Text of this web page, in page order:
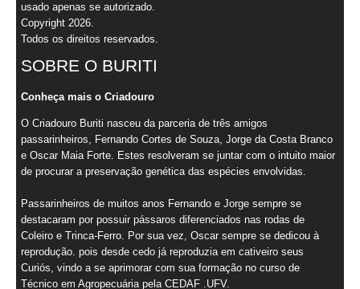
usado apenas se autorizado.
Copyright 2026.
Todos os direitos reservados.
SOBRE O BURITI
Conheça mais o Criadouro
O Criadouro Buriti nasceu da parceria de três amigos
passarinheiros, Fernando Cortes de Souza, Jorge da Costa Branco
e Oscar Maia Forte. Estes resolveram se juntar com o intuito maior
de procurar a preservação genética das espécies envolvidas.
Passarinheiros de muitos anos Fernando e Jorge sempre se
destacaram por possuir pássaros diferenciados nas rodas de
Coleiro e Trinca-Ferro. Por sua vez, Oscar sempre se dedicou à
reprodução. pois desde cedo já reproduzia em cativeiro seus
Curiós, vindo a se aprimorar com sua formação no curso de
Técnico em Agropecuária pela CEDAF .UFV.